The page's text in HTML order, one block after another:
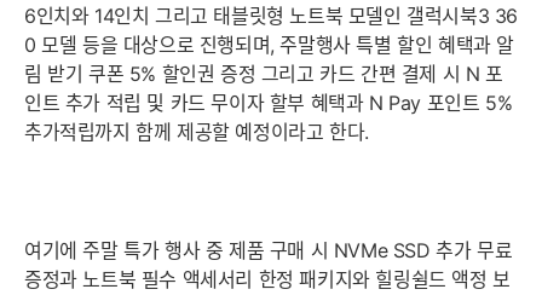
6인치와 14인치 그리고 태블릿형 노트북 모델인 갤럭시북3 36
0 모델 등을 대상으로 진행되며, 주말행사 특별 할인 혜택과 알
림 받기 쿠폰 5% 할인권 증정 그리고 카드 간편 결제 시 N 포
인트 추가 적립 및 카드 무이자 할부 혜택과 N Pay 포인트 5%
추가적립까지 함께 제공할 예정이라고 한다.
여기에 주말 특가 행사 중 제품 구매 시 NVMe SSD 추가 무료
증정과 노트북 필수 액세서리 한정 패키지와 힐링쉴드 액정 보